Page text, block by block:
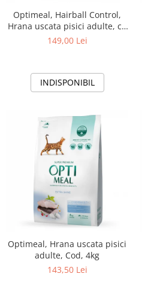
Optimeal, Hairball Control,
Hrana uscata pisici adulte, cu
Rata, 4kg
149,00 Lei
INDISPONIBIL
Optimeal, Hrana uscata pisici
adulte, Cod, 4kg
143,50 Lei